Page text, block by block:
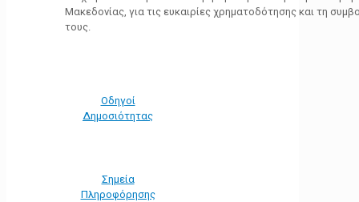
Μακεδονίας, για τις ευκαιρίες χρηματοδότησης και τη
τους.
Οδηγοί
Δημοσιότητας
Σημεία
Πληροφόρησης